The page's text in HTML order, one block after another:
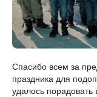
Спасибо всем за
праздника для
удалось порадовать